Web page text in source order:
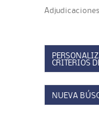
Adjudicaciones
CRITERIOS
NUEVA